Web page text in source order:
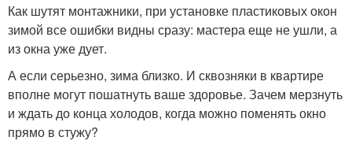
Как шутят монтажники, при установке пластиковых окон
зимой все ошибки видны сразу: мастера еще не ушли, а
из окна уже дует.
А если серьезно, зима близко. И сквозняки в квартире
вполне могут пошатнуть ваше здоровье. Зачем мерзнуть
и ждать до конца холодов, когда можно поменять окно
прямо в стужу?